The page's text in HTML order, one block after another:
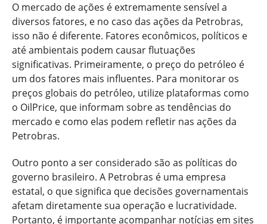
O mercado de ações é extremamente sensível a
diversos fatores, e no caso das ações da Petrobras,
isso não é diferente. Fatores econômicos, políticos e
até ambientais podem causar flutuações
significativas. Primeiramente, o preço do petróleo é
um dos fatores mais influentes. Para monitorar os
preços globais do petróleo, utilize plataformas como
o OilPrice, que informam sobre as tendências do
mercado e como elas podem refletir nas ações da
Petrobras.
Outro ponto a ser considerado são as políticas do
governo brasileiro. A Petrobras é uma empresa
estatal, o que significa que decisões governamentais
afetam diretamente sua operação e lucratividade.
Portanto, é importante acompanhar notícias em sites